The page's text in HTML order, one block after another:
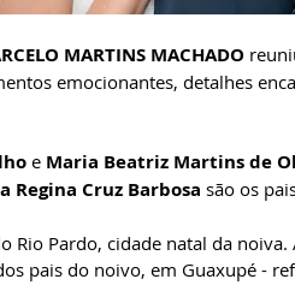
MARTINS MACHADO
emocionantes, detalhes
e Maria Beatriz Martins de
Regina Cruz Barbosa são os
Rio Pardo, cidade natal da noiva.
pais do noivo, em Guaxupé -